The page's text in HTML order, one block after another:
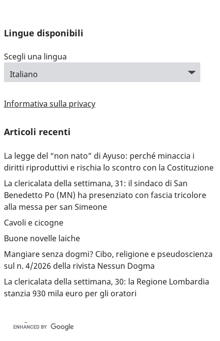
Lingue disponibili
Scegli una lingua
Informativa sulla privacy
Articoli recenti
La legge del “non nato” di Ayuso: perché minaccia i
diritti riproduttivi e rischia lo scontro con la Costituzione
La clericalata della settimana, 31: il sindaco di San
Benedetto Po (MN) ha presenziato con fascia tricolore
alla messa per san Simeone
Cavoli e cicogne
Buone novelle laiche
Mangiare senza dogmi? Cibo, religione e pseudoscienza
sul n. 4/2026 della rivista Nessun Dogma
La clericalata della settimana, 30: la Regione Lombardia
stanzia 930 mila euro per gli oratori